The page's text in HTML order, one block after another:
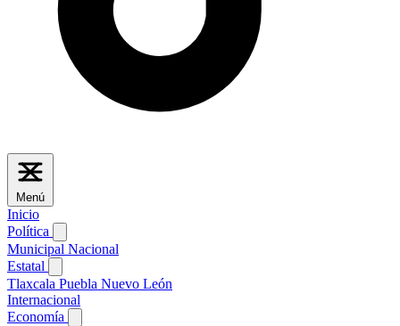
Menú
Inicio
Política
Municipal Nacional
Estatal
Tlaxcala Puebla Nuevo León
Internacional
Economía